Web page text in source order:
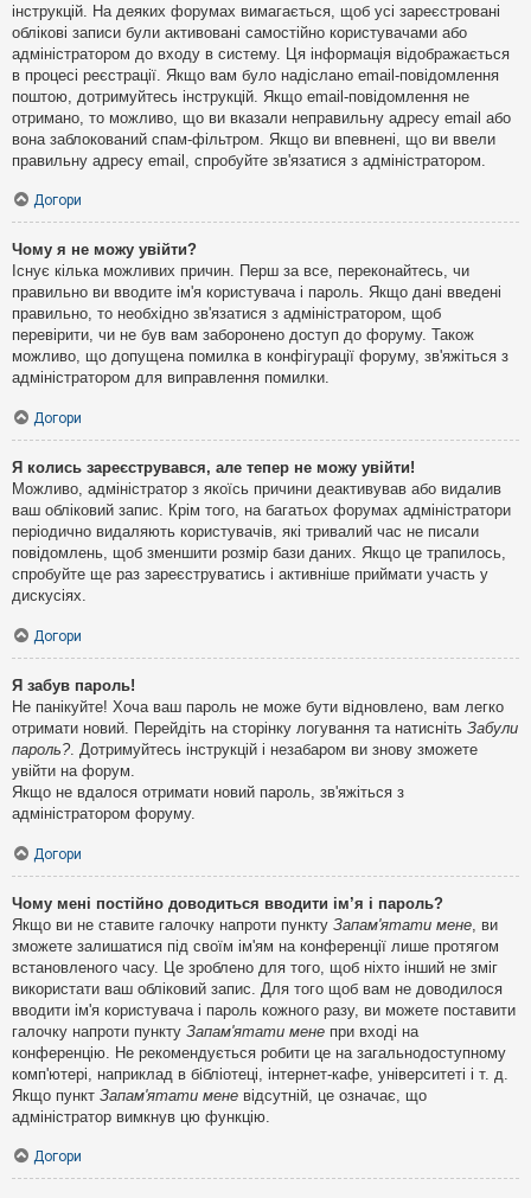
інструкцій. На деяких форумах вимагається, щоб усі зареєстровані
облікові записи були активовані самостійно користувачами або
адміністратором до входу в систему. Ця інформація відображається
в процесі реєстрації. Якщо вам було надіслано email-повідомлення
поштою, дотримуйтесь інструкцій. Якщо email-повідомлення не
отримано, то можливо, що ви вказали неправильну адресу email або
вона заблокований спам-фільтром. Якщо ви впевнені, що ви ввели
правильну адресу email, спробуйте зв'язатися з адміністратором.
Догори
Чому я не можу увійти?
Існує кілька можливих причин. Перш за все, переконайтесь, чи
правильно ви вводите ім'я користувача і пароль. Якщо дані введені
правильно, то необхідно зв'язатися з адміністратором, щоб
перевірити, чи не був вам заборонено доступ до форуму. Також
можливо, що допущена помилка в конфігурації форуму, зв'яжіться з
адміністратором для виправлення помилки.
Догори
Я колись зареєструвався, але тепер не можу увійти!
Можливо, адміністратор з якоїсь причини деактивував або видалив
ваш обліковий запис. Крім того, на багатьох форумах адміністратори
періодично видаляють користувачів, які тривалий час не писали
повідомлень, щоб зменшити розмір бази даних. Якщо це трапилось,
спробуйте ще раз зареєструватись і активніше приймати участь у
дискусіях.
Догори
Я забув пароль!
Не панікуйте! Хоча ваш пароль не може бути відновлено, вам легко
отримати новий. Перейдіть на сторінку логування та натисніть Забули
пароль?. Дотримуйтесь інструкцій і незабаром ви знову зможете
увійти на форум.
Якщо не вдалося отримати новий пароль, зв'яжіться з
адміністратором форуму.
Догори
Чому мені постійно доводиться вводити ім’я і пароль?
Якщо ви не ставите галочку напроти пункту Запам'ятати мене , ви
зможете залишатися під своїм ім'ям на конференції лише протягом
встановленого часу. Це зроблено для того, щоб ніхто інший не зміг
використати ваш обліковий запис. Для того щоб вам не доводилося
вводити ім'я користувача і пароль кожного разу, ви можете поставити
галочку напроти пункту Запам'ятати мене при вході на
конференцію. Не рекомендується робити це на загальнодоступному
комп'ютері, наприклад в бібліотеці, інтернет-кафе, університеті і т. д.
Якщо пункт Запам'ятати мене відсутній, це означає, що
адміністратор вимкнув цю функцію.
Догори